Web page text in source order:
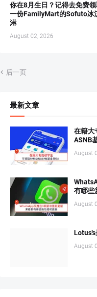
你在8月生日？记得去免费领
一份FamilyMart的Sofuto冰
淋
August 02, 2026
后一页
最新文章
在籍大
ASNB
August
有哪些
August
August